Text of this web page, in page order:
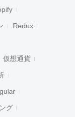
Redux
仮想通貨
グ